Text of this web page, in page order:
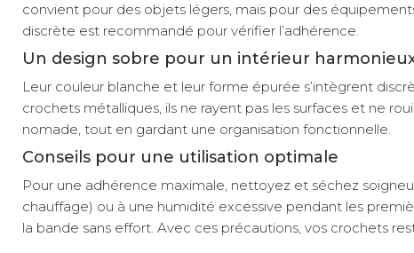
convient pour des objets légers, mais pour des
discrète est recommandé pour vérifier l’adhérence.
Un design sobre pour un intérieur
Leur couleur blanche et leur forme épurée s’intègrent
crochets métalliques, ils ne rayent pas les surfaces et ne
nomade, tout en gardant une organisation fonctionnelle.
Conseils pour une utilisation optimale
Pour une adhérence maximale, nettoyez et séchez
chauffage) ou à une humidité excessive pendant les
la bande sans effort. Avec ces précautions, vos crochets